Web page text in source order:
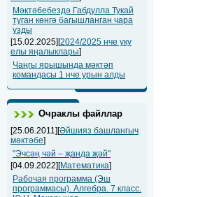
Мәктәбебездә Габдулла Тукай
туган көнгә багышланган чара
узды
[15.02.2025][2024/2025 нче уку
елы яңалыклары]
Чаңгы ярышында мәктәп
командасы 1 нче урын алды
Очраклы файллар
[25.06.2011][Әйшияз башлангыч
мәктәбе]
"Эчсәң чәй – җанда җәй"
[04.09.2022][Математика]
Рабочая программа (Эш
программасы). Алгебра. 7 класс.